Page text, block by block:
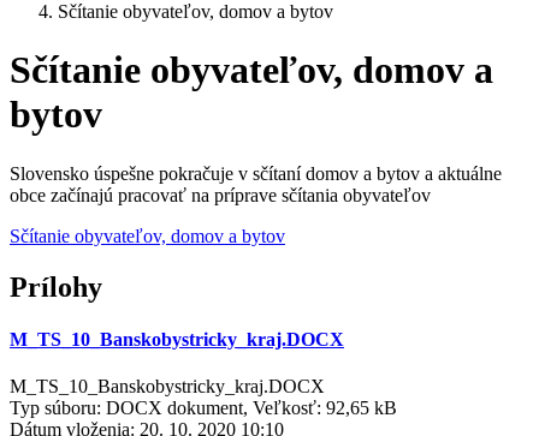
Sčítanie obyvateľov, domov a bytov
Sčítanie obyvateľov, domov a
bytov
Slovensko úspešne pokračuje v sčítaní domov a bytov a aktuálne
obce začínajú pracovať na príprave sčítania obyvateľov
Sčítanie obyvateľov, domov a bytov
Prílohy
M_TS_10_Banskobystricky_kraj.DOCX
M_TS_10_Banskobystricky_kraj.DOCX
Typ súboru: DOCX dokument, Veľkosť: 92,65 kB
Dátum vloženia: 20. 10. 2020 10:10